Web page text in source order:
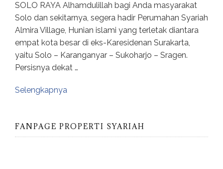
SOLO RAYA Alhamdulillah bagi Anda masyarakat
Solo dan sekitarnya, segera hadir Perumahan Syariah
Almira Village, Hunian islami yang terletak diantara
empat kota besar di eks-Karesidenan Surakarta,
yaitu Solo – Karanganyar – Sukoharjo – Sragen.
Persisnya dekat …
Selengkapnya
FANPAGE PROPERTI SYARIAH